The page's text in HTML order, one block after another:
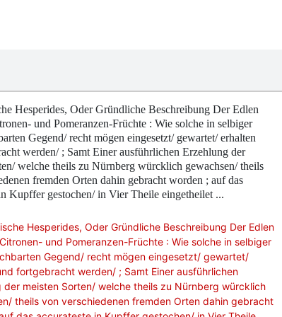
Hesperides, Oder Gründliche Beschreibung Der Edlen
und Pomeranzen-Früchte : Wie solche in selbiger
Gegend/ recht mögen eingesetzt/ gewartet/ erhalten
werden/ ; Samt Einer ausführlichen Erzehlung der
welche theils zu Nürnberg würcklich gewachsen/ theils
fremden Orten dahin gebracht worden ; auf das
Kupffer gestochen/ in Vier Theile eingetheilet ...
Hesperides, Oder Gründliche Beschreibung Der Edlen
und Pomeranzen-Früchte : Wie solche in selbiger
Gegend/ recht mögen eingesetzt/ gewartet/
fortgebracht werden/ ; Samt Einer ausführlichen
der meisten Sorten/ welche theils zu Nürnberg würcklich
theils von verschiedenen fremden Orten dahin gebracht